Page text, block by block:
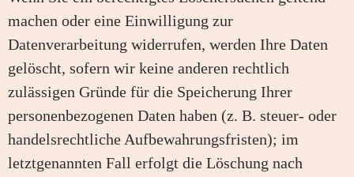
machen oder eine Einwilligung zur
Datenverarbeitung widerrufen, werden Ihre Daten
gelöscht, sofern wir keine anderen rechtlich
zulässigen Gründe für die Speicherung Ihrer
personenbezogenen Daten haben (z. B. steuer- oder
handelsrechtliche Aufbewahrungsfristen); im
letztgenannten Fall erfolgt die Löschung nach